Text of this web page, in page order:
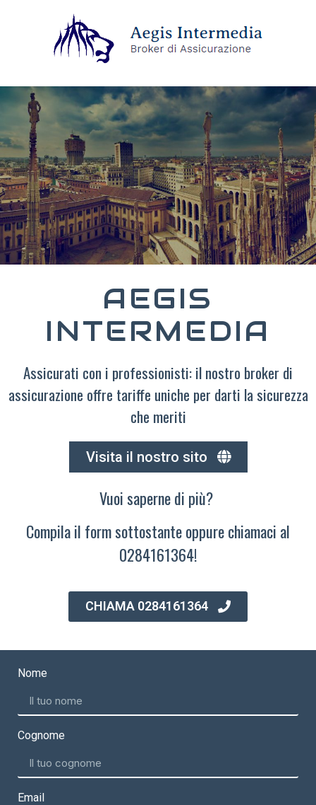
AEGIS
INTERMEDIA
Assicurati con i professionisti: il nostro broker di
assicurazione offre tariffe uniche per darti la sicurezza
che meriti
Visita il nostro sito
Vuoi saperne di più?
Compila il form sottostante oppure chiamaci al
0284161364!
CHIAMA 0284161364
Nome
Cognome
Email